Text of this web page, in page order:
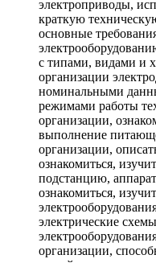
электроприводы,
краткую
основные
с типами, видами и
организации
номинальными
режимами работы
организации,
выполнение
организации,
ознакомиться,
подстанцию,
ознакомиться,
электрические
организации,